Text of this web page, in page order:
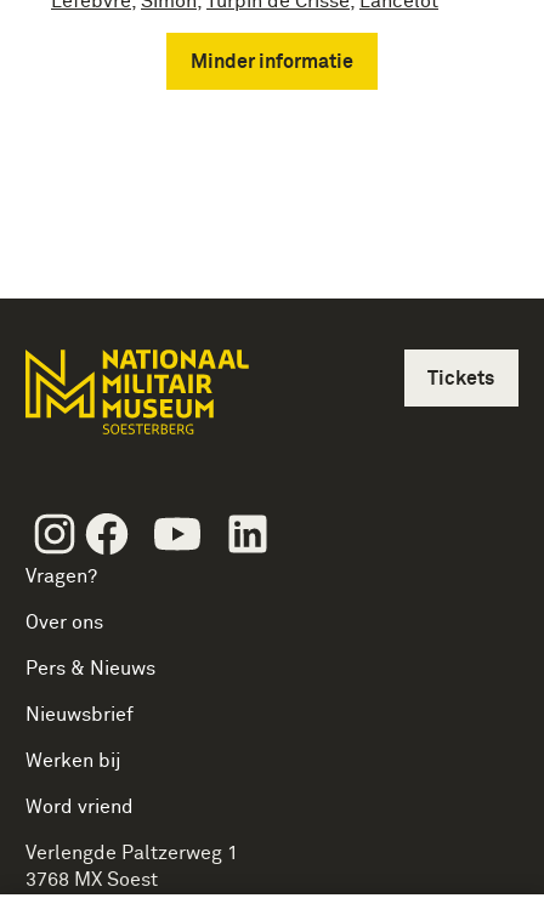
Minder informatie
InstagramFacebookYoutube
Vragen?
Over ons
Pers & Nieuws
Nieuwsbrief
Werken bij
Word vriend
Tickets
Verlengde Paltzerweg 1
3768 MX Soest